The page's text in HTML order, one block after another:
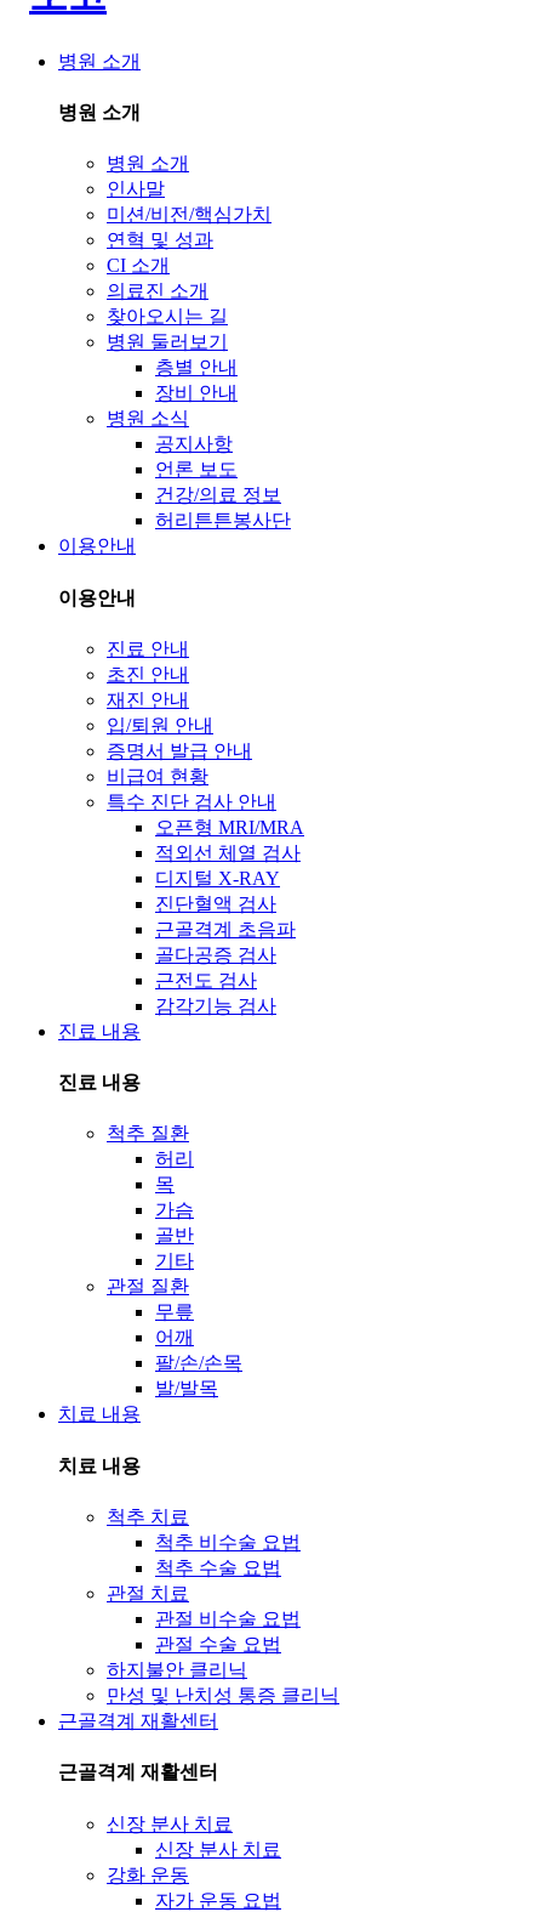
병원 소개
병원 소개
병원 소개
인사말
미션/비전/핵심가치
연혁 및 성과
CI 소개
의료진 소개
찾아오시는 길
병원 둘러보기
층별 안내
장비 안내
병원 소식
공지사항
언론 보도
건강/의료 정보
허리튼튼봉사단
이용안내
이용안내
진료 안내
초진 안내
재진 안내
입/퇴원 안내
증명서 발급 안내
비급여 현황
특수 진단 검사 안내
오픈형 MRI/MRA
적외선 체열 검사
디지털 X-RAY
진단혈액 검사
근골격계 초음파
골다공증 검사
근전도 검사
감각기능 검사
진료 내용
진료 내용
척추 질환
허리
목
가슴
골반
기타
관절 질환
무릎
어깨
팔/손/손목
발/발목
치료 내용
치료 내용
척추 치료
척추 비수술 요법
척추 수술 요법
관절 치료
관절 비수술 요법
관절 수술 요법
하지불안 클리닉
만성 및 난치성 통증 클리닉
근골격계 재활센터
근골격계 재활센터
신장 분사 치료
신장 분사 치료
강화 운동
자가 운동 요법